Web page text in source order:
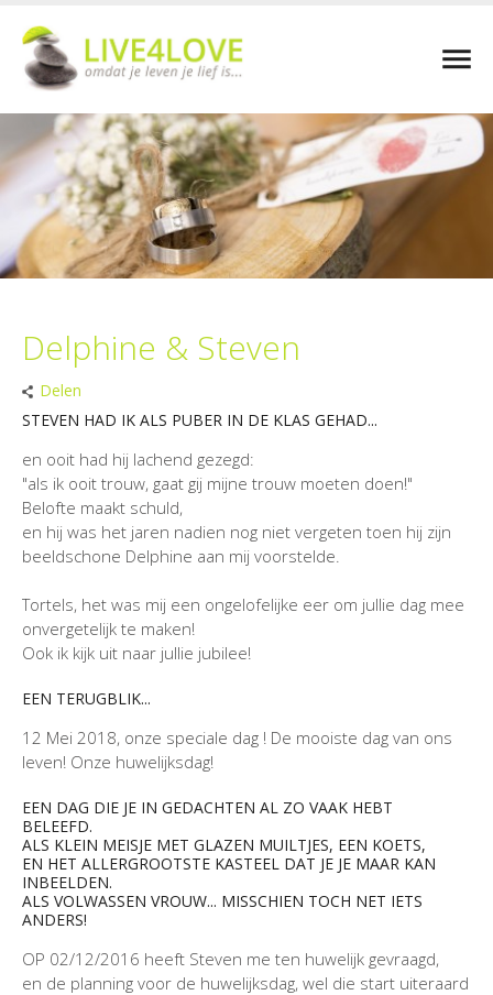
Delphine & Steven
Delen
STEVEN HAD IK ALS PUBER IN DE KLAS GEHAD...
en ooit had hij lachend gezegd:
"als ik ooit trouw, gaat gij mijne trouw moeten doen!"
Belofte maakt schuld,
en hij was het jaren nadien nog niet vergeten toen hij zijn
beeldschone Delphine aan mij voorstelde.
Tortels, het was mij een ongelofelijke eer om jullie dag mee
onvergetelijk te maken!
Ook ik kijk uit naar jullie jubilee!
EEN TERUGBLIK...
12 Mei 2018, onze speciale dag ! De mooiste dag van ons
leven! Onze huwelijksdag!
EEN DAG DIE JE IN GEDACHTEN AL ZO VAAK HEBT
BELEEFD.
ALS KLEIN MEISJE MET GLAZEN MUILTJES, EEN KOETS,
EN HET ALLERGROOTSTE KASTEEL DAT JE JE MAAR KAN
INBEELDEN.
ALS VOLWASSEN VROUW... MISSCHIEN TOCH NET IETS
ANDERS!
OP 02/12/2016 heeft Steven me ten huwelijk gevraagd,
en de planning voor de huwelijksdag, wel die start uiteraard